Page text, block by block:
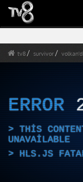
tv8 survivor
ERROR
THIS
UNAVAILABLE
HLS.JS